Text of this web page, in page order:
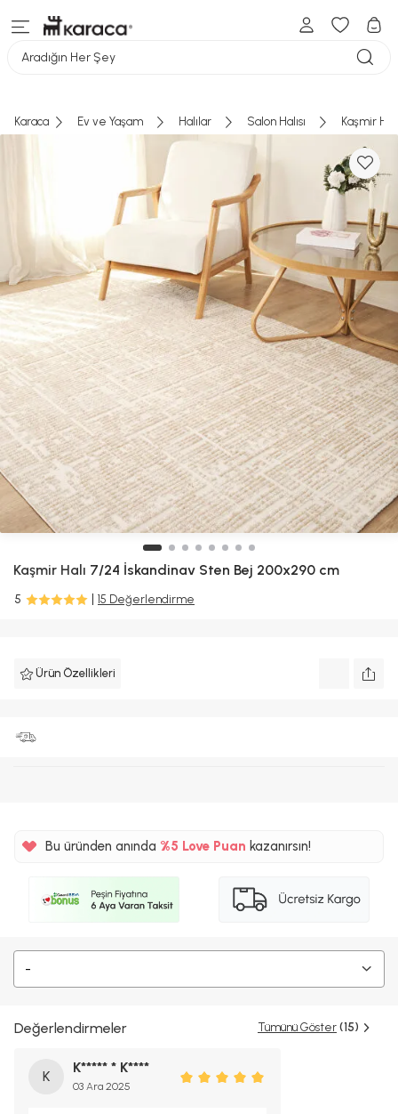
Aradığın Her Şey
Karaca Ev ve Yaşam Halılar Salon Halısı Kaşmir
Kaşmir Halı 7/24 İskandinav Sten Bej 200x290 cm
5 15 Değerlendirme
Ürün Özellikleri
Bu üründen anında %5
%5
Love Puan kazanırsın!
-
Değerlendirmeler Tümünü Göster (15)
K
K***** * K****
03 Ara 2025